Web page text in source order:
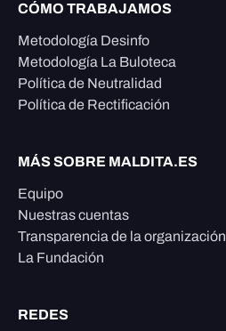
CÓMO TRABAJAMOS
Metodología Desinfo
Metodología La Buloteca
Política de Neutralidad
Política de Rectificación
MÁS SOBRE MALDITA.ES
Equipo
Nuestras cuentas
Transparencia de la organización
La Fundación
REDES